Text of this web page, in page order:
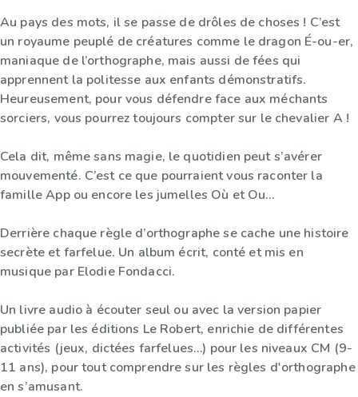
Au pays des mots, il se passe de drôles de choses ! C’est
un royaume peuplé de créatures comme le dragon É-ou-er,
maniaque de l’orthographe, mais aussi de fées qui
apprennent la politesse aux enfants démonstratifs.
Heureusement, pour vous défendre face aux méchants
sorciers, vous pourrez toujours compter sur le chevalier A !
Cela dit, même sans magie, le quotidien peut s’avérer
mouvementé. C’est ce que pourraient vous raconter la
famille App ou encore les jumelles Où et Ou…
Derrière chaque règle d’orthographe se cache une histoire
secrète et farfelue. Un album écrit, conté et mis en
musique par Elodie Fondacci.
Un livre audio à écouter seul ou avec la version papier
publiée par les éditions Le Robert, enrichie de différentes
activités (jeux, dictées farfelues…) pour les niveaux CM (9-
11 ans), pour tout comprendre sur les règles d'orthographe
en s’amusant.